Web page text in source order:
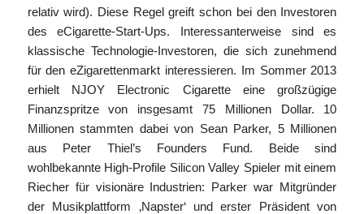
relativ wird). Diese Regel greift schon bei den Investoren
des eCigarette-Start-Ups. Interessanterweise sind es
klassische Technologie-Investoren, die sich zunehmend
für den eZigarettenmarkt interessieren. Im Sommer 2013
erhielt NJOY Electronic Cigarette eine großzügige
Finanzspritze von insgesamt 75 Millionen Dollar. 10
Millionen stammten dabei von Sean Parker, 5 Millionen
aus Peter Thiel’s Founders Fund. Beide sind
wohlbekannte High-Profile Silicon Valley Spieler mit einem
Riecher für visionäre Industrien: Parker war Mitgründer
der Musikplattform ‚Napster‘ und erster Präsident von